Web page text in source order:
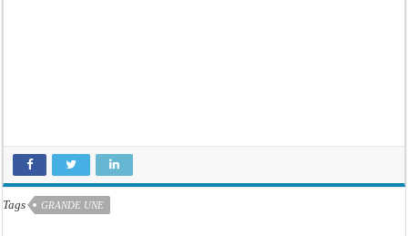
Tags GRANDE UNE